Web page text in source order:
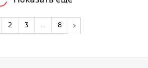
2 3 ... 8